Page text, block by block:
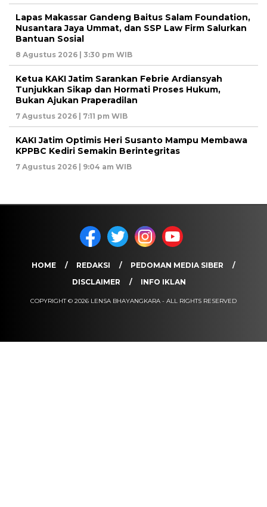
Lapas Makassar Gandeng Baitus Salam Foundation,
Nusantara Jaya Ummat, dan SSP Law Firm Salurkan
Bantuan Sosial
8 Agustus 2026 | 3:30 pm WIB
Ketua KAKI Jatim Sarankan Febrie Ardiansyah
Tunjukkan Sikap dan Hormati Proses Hukum,
Bukan Ajukan Praperadilan
7 Agustus 2026 | 7:11 pm WIB
KAKI Jatim Optimis Heri Susanto Mampu Membawa
KPPBC Kediri Semakin Berintegritas
7 Agustus 2026 | 9:04 am WIB
HOME REDAKSI
PEDOMAN MEDIA SIBER
DISCLAIMER
INFO IKLAN
COPYRIGHT © 2026 LENSA BHAYANGKARA - ALL RIGHTS RESERVED